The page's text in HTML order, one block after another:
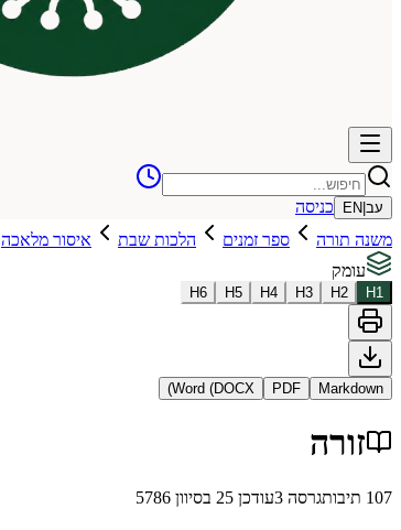
עב EN
כניסה
משנה תורה
ספר זמנים הלכות שבת איסור מלאכה
עומק
H1
H2
H3
H4
H5
H6
Markdown
PDF
Word (DOCX)
זורה
107 תיבותגרסה 3עודכן 25 בסיוון 5786